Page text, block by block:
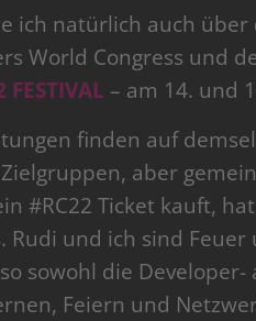
ich natürlich auch
World Congress und
FESTIVAL – am 14. und
finden auf
aber
#RC22 Ticket kauft,
Rudi und ich sind
sowohl die
Feiern und